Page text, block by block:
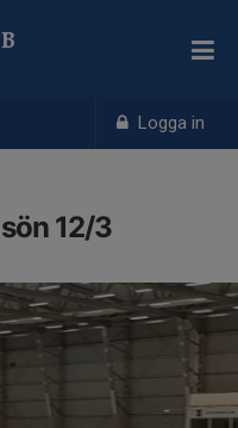
Logga in
12/3